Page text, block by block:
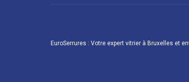
EuroSerrures : Votre expert vitrier à Bruxelles et